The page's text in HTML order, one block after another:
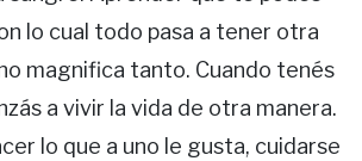
lo cual todo pasa a tener otra
magnifica tanto. Cuando tenés
a vivir la vida de otra manera.
lo que a uno le gusta, cuidarse